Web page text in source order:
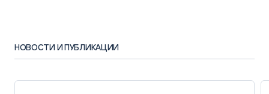
НОВОСТИ И ПУБЛИКАЦИИ